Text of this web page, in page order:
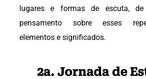
lugares e formas de escuta,
pensamento sobre esses
elementos e significados.
2a. Jornada de